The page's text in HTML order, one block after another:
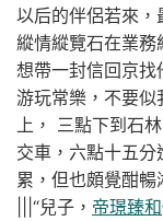
以后的伴侶若來，
縱情縱覽石在業務
想帶一封信回京找
游玩常樂，不要似
上，
三點下到石
交車，六點十五
累，但也頗覺酣暢
|||“兒子， 帝璟臻和